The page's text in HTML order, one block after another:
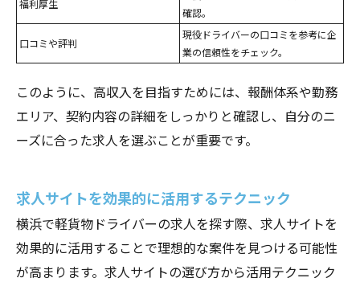
福利厚生
確認。
口コミや評判
現役ドライバーの口コミを参考に企
業の信頼性をチェック。
このように、高収入を目指すためには、報酬体系や勤務
エリア、契約内容の詳細をしっかりと確認し、自分のニ
ーズに合った求人を選ぶことが重要です。
求人サイトを効果的に活用するテクニック
横浜で軽貨物ドライバーの求人を探す際、求人サイトを
効果的に活用することで理想的な案件を見つける可能性
が高まります。求人サイトの選び方から活用テクニック